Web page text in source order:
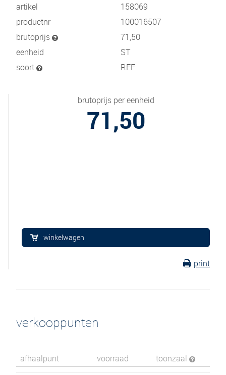
artikel
158069
productnr
100016507
brutoprijs
71,50
eenheid
ST
soort
REF
brutoprijs per eenheid
71,50
winkelwagen
print
verkooppunten
afhaalpunt voorraad toonzaal